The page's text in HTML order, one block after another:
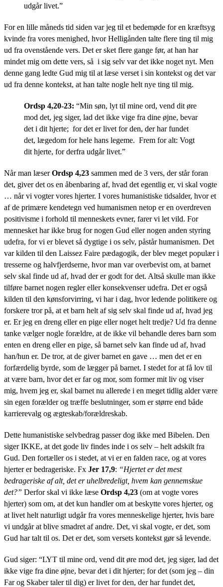
udgår livet.”
For en lille måneds tid siden var jeg til et bedemøde for en kræftsyg
kvinde fra vores menighed, hvor Helligånden talte flere ting til mig
ud fra ovenstående vers. Det er sket flere gange før, at han har
mindet mig om dette vers, så i sig selv var det ikke noget nyt. Men
denne gang ledte Gud mig til at læse verset i sin kontekst og det var
ud fra denne kontekst, at han talte nogle helt nye ting til mig.
Ordsp 4,20-23: “Min søn, lyt til mine ord, vend dit øre
mod det, jeg siger, lad det ikke vige fra dine øjne, bevar
det i dit hjerte; for det er livet for den, der har fundet
det, lægedom for hele hans legeme. Frem for alt: Vogt
dit hjerte, for derfra udgår livet.”
Når man læserOrdsp 4,23 sammen med de 3 vers, der står foran
det, giver det os en åbenbaring af, hvad det egentlig er, vi skal vogte
… når vi vogter vores hjerter. I vores humanistiske tidsalder, hvor et
af de primære kendetegn ved humanismen netop er en overdreven
positivisme i forhold til menneskets evner, farer vi let vild. For
mennesket har ikke brug for nogen Gud eller nogen anden styring
udefra, for vi er blevet så dygtige i os selv, påstår humanismen. Det
var kilden til den Laissez Faire pædagogik, der blev meget populær i
tresserne og halvfjerdserne, hvor man var overbevist om, at barnet
selv skal finde ud af, hvad der er godt for det. Altså skulle man ikke
tilføre barnet nogen regler eller konsekvenser udefra. Det er også
kilden til den kønsforvirring, vi har i dag, hvor ledende politikere og
forskere tror på, at et barn helt af sig selv skal finde ud af, hvad jeg
er. Er jeg en dreng eller en pige eller noget helt tredje? Ud fra denne
tanke vælger nogle forældre, at de ikke vil behandle deres barn som
enten en dreng eller en pige, så barnet selv kan finde ud af, hvad
han/hun er. De tror, at de giver barnet en gave … men det er en
forfærdelig byrde, som de lægger på barnet. I stedet for at få lov til
at være barn, hvor det er far og mor, som former mit liv og viser
mig, hvem jeg er, skal barnet nu allerede i en meget tidlig alder være
sin egen forælder og træffe beslutninger, som er større end både
karrierevalg og ægteskab/forældreskab.
Dette humanistiske selvbedrag passer dog ikke med Bibelen. Den
siger IKKE, at det gode liv findes inde i os selv – helt adskilt fra
Gud. Den fortæller os i stedet, at vi er en falden race, og at vores
hjerter er bedrageriske. Fx Jer 17,9: “Hjertet er det mest
bedrageriske af alt, det er uhelbredeligt, hvem kan gennemskue
det?” Derfor skal vi ikke læse Ordsp 4,23 (om at vogte vores
hjerter) som om, at det kun handler om at beskytte vores hjerter, og
at livet helt naturligt udgår fra vores menneskelige hjerter, hvis bare
vi undgår at blive smadret af andre. Det, vi skal vogte, er det, som
Gud har talt til os. Det er det, som versets kontekst gør så levende.
Gud siger: “LYT til mine ord, vend dit øre mod det, jeg siger, lad det
ikke vige fra dine øjne, bevar det i dit hjerter; for det (som jeg – din
Far og Skaber taler til dig) er livet for den, der har fundet det,